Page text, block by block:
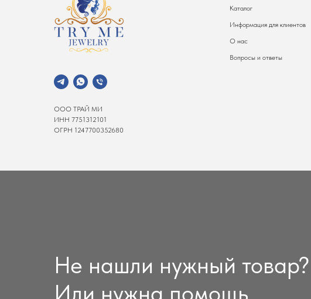
ООО ТРАЙ МИ
ИНН 7751312101
ОГРН 1247700352680
Каталог
Информация для клиентов
О нас
Вопросы и ответы
Не нашли нужный товар?